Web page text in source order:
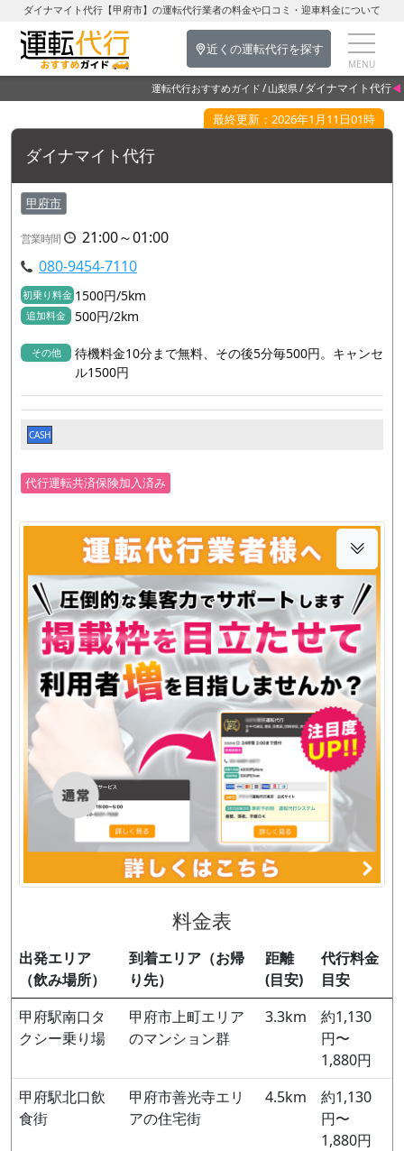
ダイナマイト代行【甲府市】の運転代行業者の料金や口コミ・迎車料金について
近くの運転代行を探す
運転代行おすすめガイド 山梨県 ダイナマイト代行
最終更新：2026年1月11日01時
ダイナマイト代行
甲府市
営業時間
21:00～01:00
080-9454-7110
初乗り料金 1500円/5km
追加料金 500円/2km
その他
待機料金10分まで無料、その後5分毎500円。キャンセ
ル1500円
CASH
代行運転共済保険加入済み
料金表
出発エリア
（飲み場所）
到着エリア（お帰
り先）
距離
(目安)
代行料金
目安
甲府駅南口タ
クシー乗り場
甲府市上町エリア
のマンション群
3.3km
約1,130
円〜
1,880円
甲府駅北口飲
食街
甲府市善光寺エリ
アの住宅街
4.5km
約1,130
円〜
1,880円